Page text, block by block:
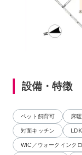
設備・特徴
ペット飼育可 床
対面キッチン
WIC／ウォークインク